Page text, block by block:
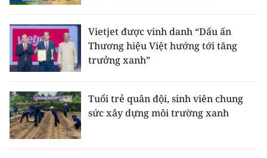
Vietjet được vinh danh “Dấu ấn
Thương hiệu Việt hướng tới tăng
trưởng xanh”
Tuổi trẻ quân đội, sinh viên chung
sức xây dựng môi trường xanh